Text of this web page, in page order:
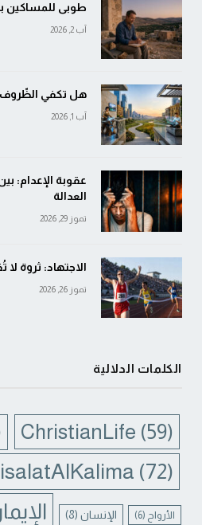
طوبى للمساكين
آب 2, 2026
هل تكفي
آب 1, 2026
عقوبة الإعدام:
العدالة
تموز 29, 2026
الاجتهاد: ثروة لا
تموز 26, 2026
الكلمات الدلالية
ChristianLife (59)
(72)
الأرواح (6) الإنسان(8)